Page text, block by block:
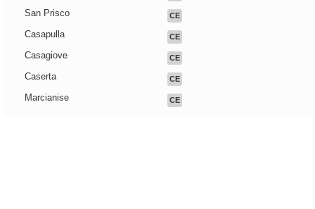
San Prisco CE
Casapulla CE
Casagiove CE
Caserta CE
Marcianise CE